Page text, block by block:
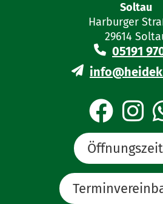
Soltau
Harburger
29614
05191